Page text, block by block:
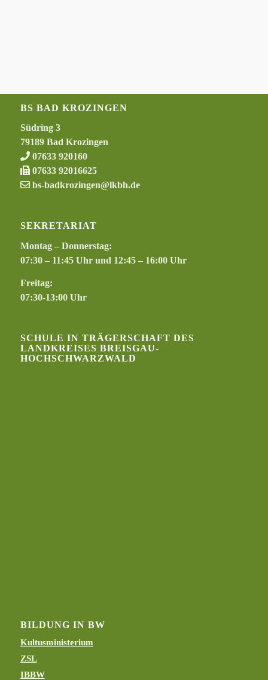
BS BAD KROZINGEN
Südring 3
79189 Bad Krozingen
07633 920160
07633 92016625
bs-badkrozingen@lkbh.de
SEKRETARIAT
Montag – Donnerstag:
07:30 – 11:45 Uhr und 12:45 – 16:00 Uhr
Freitag:
07:30-13:00 Uhr
SCHULE IN TRÄGERSCHAFT DES
LANDKREISES BREISGAU-
HOCHSCHWARZWALD
BILDUNG IN BW
Kultusministerium
ZSL
IBBW